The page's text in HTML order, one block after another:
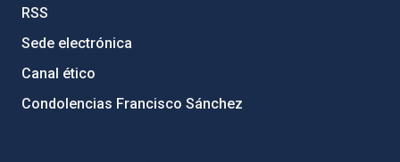
RSS
Sede electrónica
Canal ético
Condolencias Francisco Sánchez